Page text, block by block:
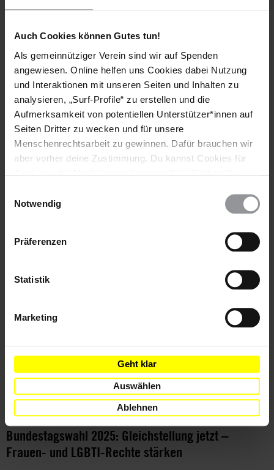
Auch Cookies können Gutes tun!
Als gemeinnütziger Verein sind wir auf Spenden
angewiesen. Online helfen uns Cookies dabei Nutzung
und Interaktionen mit unseren Seiten und Inhalten zu
analysieren, „Surf-Profile“ zu erstellen und die
Aufmerksamkeit von potentiellen Unterstützer*innen auf
Seiten Dritter zu wecken und für unsere
Menschenrechtsarbeit zu gewinnen. Dafür brauchen wir
aber vorher deine Zustimmung. Du kannst Cookies für
wieder ändern. Diesen Banner kannst Du über den Link
Notwendig
Präferenzen
Statistik
Marketing
Geht klar
Auswählen
Ablehnen
AKTUELL DEUTSCHLAND 08.01.2025
Bundestagswahl 2025: Sicher in Vielfalt leben –
Die künftige Bundesregierung muss mehr tun, um
systemischen Rassismus, Antisemitismus, Sexismus und
AKTUELL DEUTSCHLAND 08.01.2025
Bundestagswahl 2025: Gleichstellung jetzt –
Frauen- und LGBTI-Rechte stärken